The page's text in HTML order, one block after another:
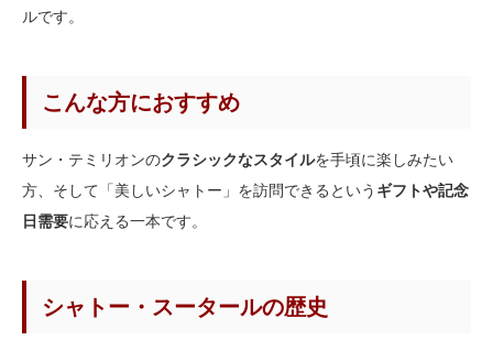
ルです。
こんな方におすすめ
サン・テミリオンのクラシックなスタイルを手頃に楽しみたい
方、そして「美しいシャトー」を訪問できるという ギフトや記念
日需要に応える一本です。
シャトー・スータールの歴史